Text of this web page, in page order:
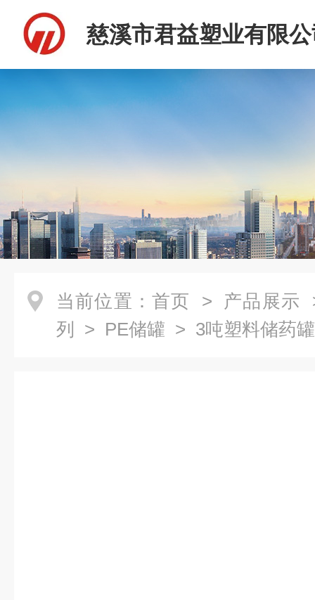
慈溪市君益塑业有限
当前位置： 首页 > 产品展示
列
> PE储罐 > 3吨塑料储药